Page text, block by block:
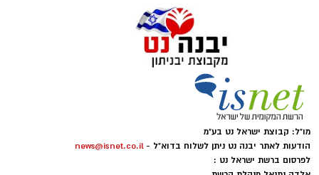
מו"ל: קבוצת ישראל נט בע"מ
הודעות לאתר יבנה נט ניתן לשלוח בדוא"ל - news@isnet.co.il
לפרסום ברשת ישראל נט :